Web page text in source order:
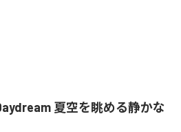
夏空を眺める静かな